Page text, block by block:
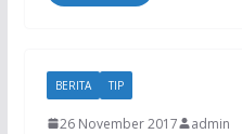
BERITA TIP
26 November 2017 admin